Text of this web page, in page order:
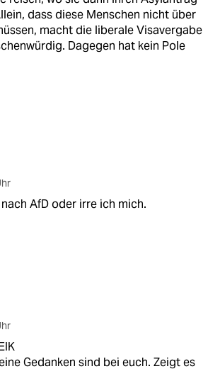
dass diese Menschen nicht über
macht die liberale Visavergabe
Dagegen hat kein Pole
AfD oder irre ich mich.
Gedanken sind bei euch. Zeigt es